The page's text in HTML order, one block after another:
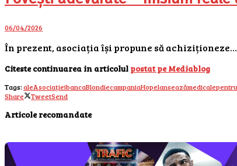
06/04/2026
În prezent, asociația își propune să achiziționeze…
Citeste continuarea in articolul postat pe Mediablog
Tags:aleAsociațieibancaBlondiecampaniaHopelanseazămedicalepentru
Share
TweetSend
Articole recomandate